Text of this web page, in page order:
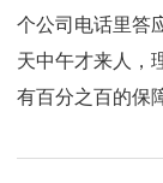
个公司电话里答
天中午才来人，
有百分之百的保